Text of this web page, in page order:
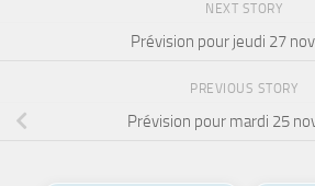
NEXT STORY
Prévision pour jeudi 27
PREVIOUS STORY
Prévision pour mardi 25